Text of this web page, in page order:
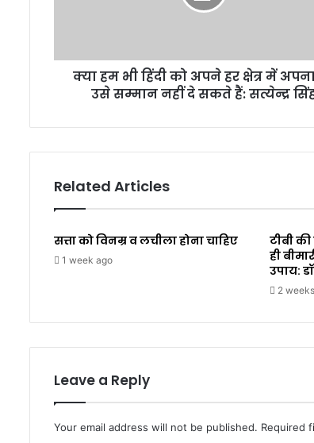
क्या हम भी हिंदी को अपने हर क्षेत्र में
उसे सम्मान नहीं दे सकते हैं: सत्येन्द्र
Related Articles
सत्ता को विनम्र व लचीला होना चाहिए
1 week ago
टीबी
ही
उपाय:
2
Leave a Reply
Your email address will not be published. Required